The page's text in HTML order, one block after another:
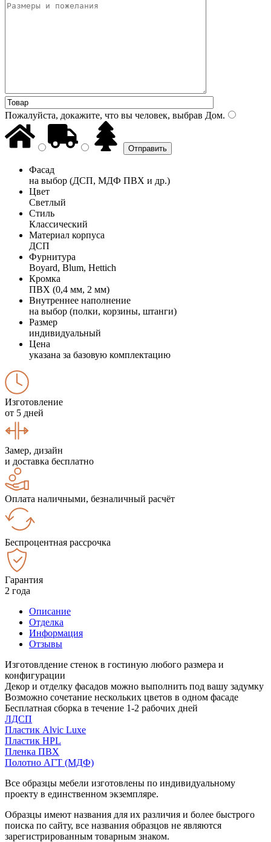
Пожалуйста, докажите, что вы человек, выбрав Дом.
Фасад
на выбор (ДСП, МДФ ПВХ и др.)
Цвет
Светлый
Стиль
Классический
Материал корпуса
ДСП
Фурнитура
Boyard, Blum, Hettich
Кромка
ПВХ (0,4 мм, 2 мм)
Внутреннее наполнение
на выбор (полки, корзины, штанги)
Размер
индивидуальный
Цена
указана за базовую комплектацию
Изготовление
от 5 дней
Замер, дизайн
и доставка бесплатно
Оплата наличными, безналичный расчёт
Беспроцентная рассрочка
Гарантия
2 года
Описание
Отделка
Информация
Отзывы
Изготовлдение стенок в гостиную любого размера и
конфигурации
Декор и отделку фасадов можно выполнить под вашу задумку
Возможно сочетание нескольких цветов в одном фасаде
Бесплатная сборка в течение 1-2 рабочих дней
ЛДСП
Пластик Alvic Luxe
Пластик HPL
Пленка ПВХ
Полотно АГТ (МДФ)
Все образцы мебели изготовлены по индивидуальному
проекту в единственном экземпляре.
Образцы имеют названия для их различия и более быстрого
поиска по сайту, все названия образцов не являются
зарегистрированным товарным знаком.